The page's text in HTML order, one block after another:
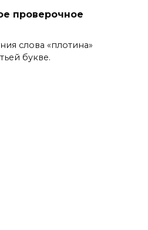
проверочное
слова «плотина»
букве.